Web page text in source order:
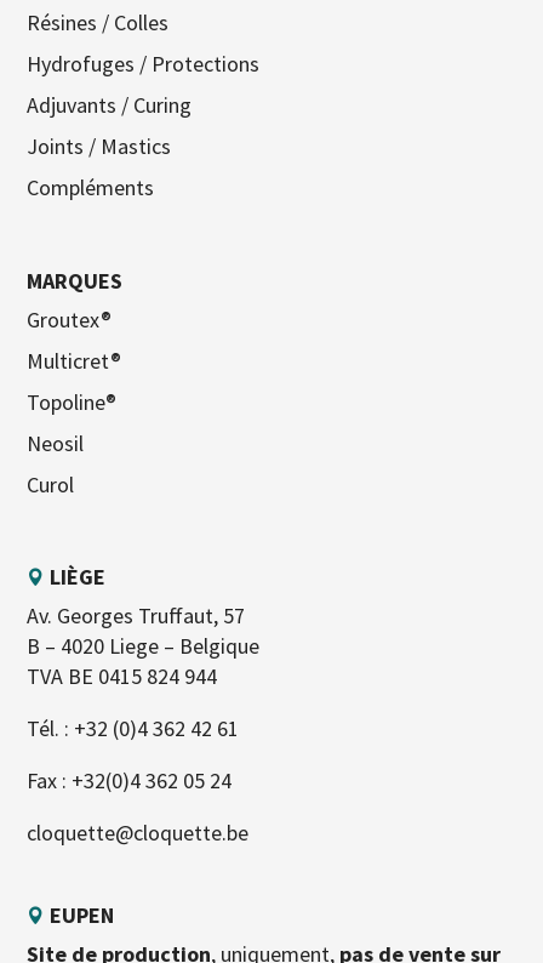
Résines / Colles
Hydrofuges / Protections
Adjuvants / Curing
Joints / Mastics
Compléments
MARQUES
Groutex®
Multicret®
Topoline®
Neosil
Curol
LIÈGE
Av. Georges Truffaut, 57
B – 4020 Liege – Belgique
TVA BE 0415 824 944
Tél. : +32 (0)4 362 42 61
Fax : +32(0)4 362 05 24
cloquette@cloquette.be
EUPEN
Site de production, uniquement, pas de vente sur